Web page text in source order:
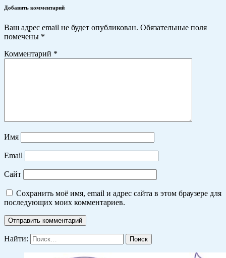
Добавить комментарий
Ваш адрес email не будет опубликован. Обязательные поля
помечены *
Комментарий *
Имя
Email
Сайт
Сохранить моё имя, email и адрес сайта в этом браузере для
последующих моих комментариев.
Найти: